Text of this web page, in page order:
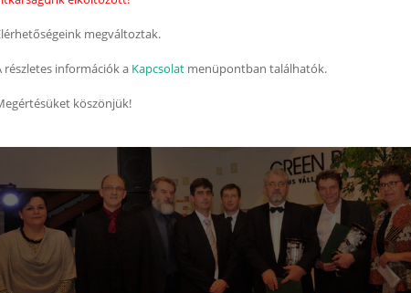
Mernokbal 16
megváltoztak.
részletes információk a Kapcsolat menüpontban találhatók.
köszönjük!